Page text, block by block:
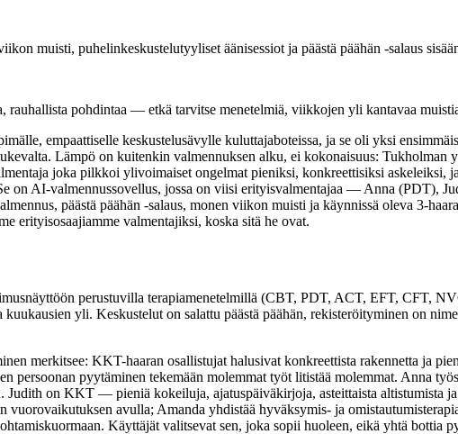
muisti, puhelinkeskustelutyyliset äänisessiot ja päästä päähän -salaus
pohdintaa — etkä tarvitse menetelmiä, viikkojen yli kantavaa
empaattiselle keskustelusävylle kuluttajaboteissa, ja se oli yksi
Lämpö on kuitenkin valmennuksen alku, ei kokonaisuus: Tukholman
joka pilkkoi ylivoimaiset ongelmat pieniksi, konkreettisiksi askeleiksi,
on AI-valmennussovellus, jossa on viisi erityisvalmentajaa — Anna (PDT),
päästä päähän -salaus, monen viikon muisti ja käynnissä oleva 3-
erityisosaajiamme valmentajiksi, koska sitä he ovat.
perustuvilla terapiamenetelmillä (CBT, PDT, ACT, EFT, CFT,
yli. Keskustelut on salattu päästä päähän, rekisteröityminen on
merkitsee: KKT-haaran osallistujat halusivat konkreettista rakennetta ja
pyytäminen tekemään molemmat työt litistää molemmat. Anna
on KKT — pieniä kokeiluja, ajatuspäiväkirjoja, asteittaista altistumista
avulla; Amanda yhdistää hyväksymis- ja
Käyttäjät valitsevat sen, joka sopii huoleen, eikä yhtä bottia